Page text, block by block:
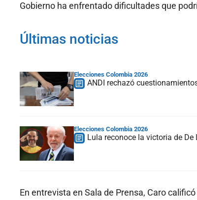
Gobierno ha enfrentado dificultades que
Últimas noticias
Elecciones Colombia 2026
ANDI rechazó
Elecciones Colombia 2026
Lula reconoce la victoria de
En entrevista en Sala de Prensa, Caro